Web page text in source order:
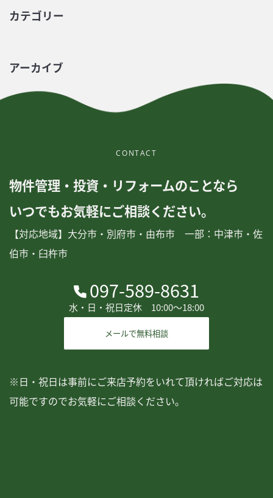
カテゴリー
アーカイブ
CONTACT
物件管理・投資・リフォームのことなら
いつでもお気軽にご相談ください。
【対応地域】大分市・別府市・由布市 一部：中津市・佐
伯市・臼杵市
097-589-8631
水・日・祝日定休 10:00〜18:00
メールで無料相談
※日・祝日は事前にご来店予約をいれて頂ければご対応は
可能ですのでお気軽にご相談ください。